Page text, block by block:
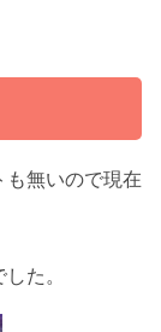
も無いので現在
た。